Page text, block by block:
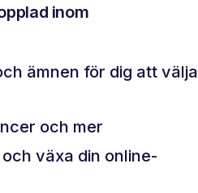
inom
ämnen för dig att välja
och mer
växa din online-